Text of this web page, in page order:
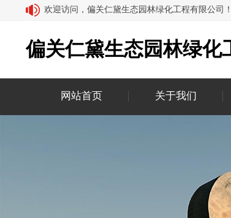
欢迎访问，偏关仁黛生态园林绿化工程有限公司！
偏关仁黛生态园林绿化
网站首页 关于我们